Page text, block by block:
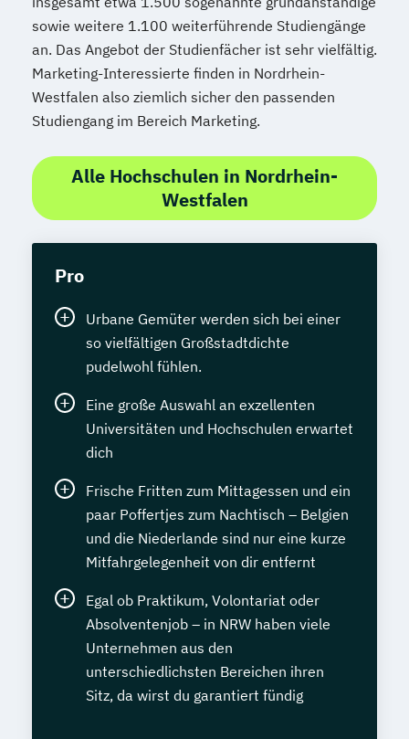
sowie weitere 1.100 weiterführende Studiengänge
an. Das Angebot der Studienfächer ist sehr vielfältig.
Marketing-Interessierte finden in Nordrhein-
Westfalen also ziemlich sicher den passenden
Studiengang im Bereich Marketing.
Alle Hochschulen in Nordrhein-
Westfalen
Pro
Urbane Gemüter werden sich bei einer
so vielfältigen Großstadtdichte
pudelwohl fühlen.
Eine große Auswahl an exzellenten
Universitäten und Hochschulen erwartet
dich
Frische Fritten zum Mittagessen und ein
paar Poffertjes zum Nachtisch – Belgien
und die Niederlande sind nur eine kurze
Mitfahrgelegenheit von dir entfernt
Egal ob Praktikum, Volontariat oder
Absolventenjob – in NRW haben viele
Unternehmen aus den
unterschiedlichsten Bereichen ihren
Sitz, da wirst du garantiert fündig